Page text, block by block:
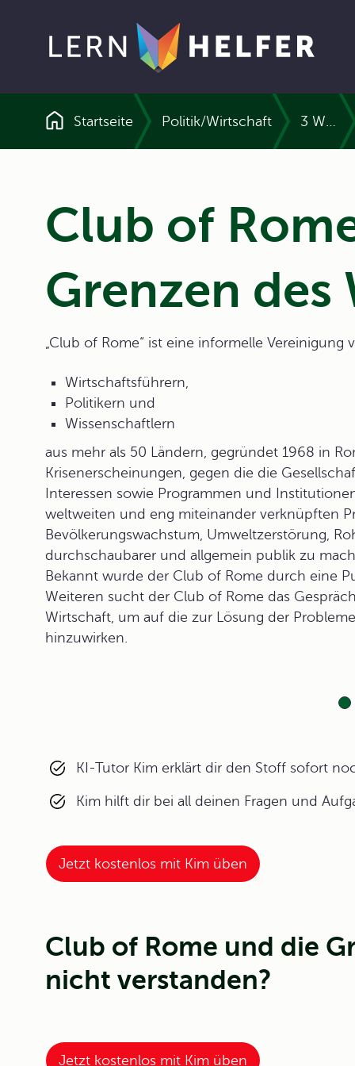
Pfadnavigation
Startseite Politik/Wirtschaft
Club of
Grenzen des
„Club of Rome“ ist eine informelle Vereinigung
Wirtschaftsführern,
Politikern und
Wissenschaftlern
aus mehr als 50 Ländern, gegründet 1968 in
Krisenerscheinungen, gegen die die
Interessen sowie Programmen und
weltweiten und eng miteinander verknüpften
Bevölkerungswachstum, Umweltzerstörung,
durchschaubarer und allgemein publik zu
Bekannt wurde der Club of Rome durch eine
Weiteren sucht der Club of Rome das
Wirtschaft, um auf die zur Lösung der
hinzuwirken.
KI-Tutor Kim erklärt dir den Stoff sofort
Kim hilft dir bei all deinen Fragen und
Jetzt kostenlos mit Kim üben
Club of Rome und die
nicht verstanden?
Jetzt kostenlos mit Kim üben